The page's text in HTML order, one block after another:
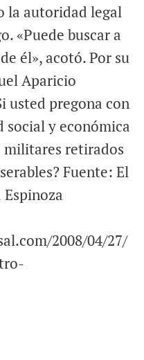
la autoridad legal
«Puede buscar a
él», acotó. Por su
Aparicio
usted pregona con
y económica
retirados
Fuente: El
2008/04/27/